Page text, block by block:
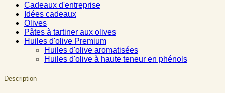
Cadeaux d'entreprise
Idées cadeaux
Olives
Pâtes à tartiner aux olives
Huiles d'olive Premium
Huiles d'olive aromatisées
Huiles d'olive à haute teneur en phénols
Description